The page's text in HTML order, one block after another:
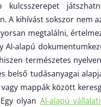
kulcsszerepet
A kihívást sokszor nem
megtalálni,
AI-alapú
természetes
belső tudásanyagai
mappák között
olyan AI-alapú